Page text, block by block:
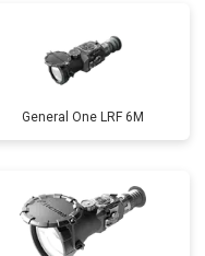
General One LRF 6M